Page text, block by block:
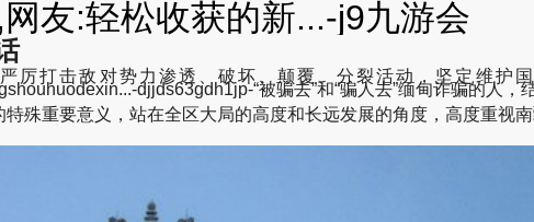
友:轻松收获的新...-j9九游会
打击敌对势力渗透、破坏、颠覆、分裂活动，坚定维护
djjds63gdh1jp-“被骗去”和“骗人去”缅甸诈骗的人，
重要意义，站在全区大局的高度和长远发展的角度，高度重视